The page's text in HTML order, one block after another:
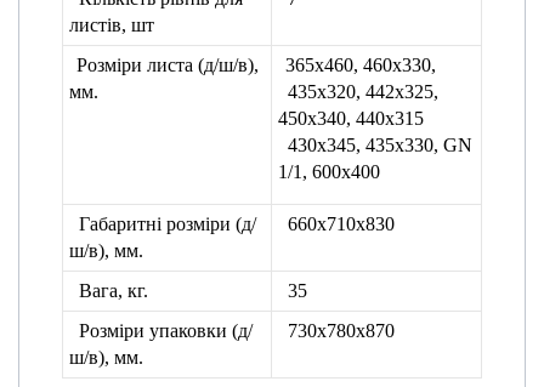
листів, шт
Розміри листа (д/ш/в),
мм.
365х460, 460х330,
435х320, 442х325,
450х340, 440х315
430х345, 435х330, GN
1/1, 600х400
Габаритні розміри (д/
ш/в), мм.
660х710х830
Вага, кг.
35
Розміри упаковки (д/
ш/в), мм.
730х780х870